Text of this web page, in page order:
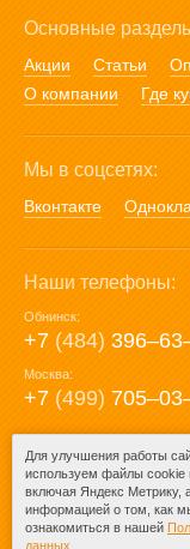
Основные
Акции Статьи
О компании
Где
Мы в соцсетях:
Вконтакте
Наши телефоны:
Обнинск:
+7 (484)
Москва:
+7 (499)
E-mail:
mail@posuda40.ru
Для улучшения работы
используем файлы cookie
включая Яндекс Метрику,
информацией о том, как
ознакомиться в нашей
данных